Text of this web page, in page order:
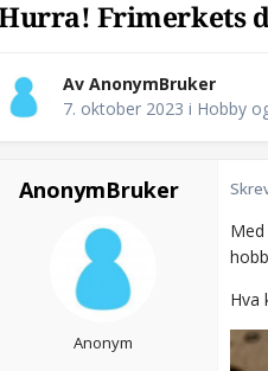
Frimerkets
Av AnonymBruker
7. oktober 2023 i Hobby
AnonymBruker
Anonym
Med
Hva